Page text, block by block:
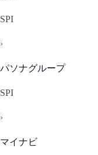
SPI
›
パソナグループ
SPI
›
マイナビ